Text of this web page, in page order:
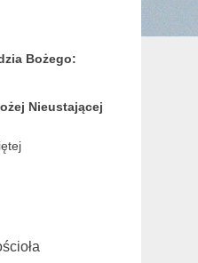
Bożego:
Nieustającej